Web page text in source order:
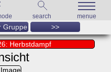
search menue
Gruppe >>
Herbstdampf